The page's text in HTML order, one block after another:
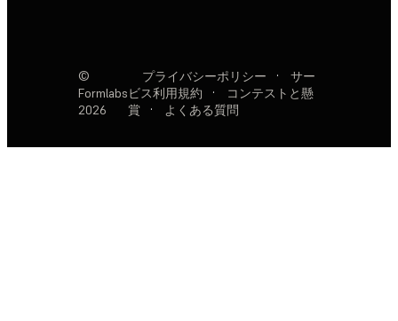
©
Formlabs
2026
プライバシーポリシー ·
サー
ビス利用規約
·
コンテストと懸
賞
· よくある質問